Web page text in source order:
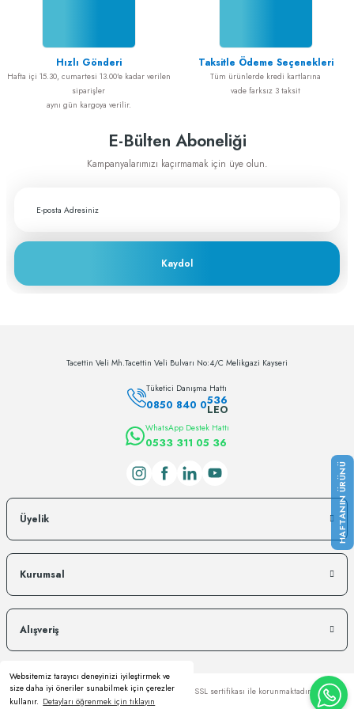
Websitemiz tarayıcı deneyinizi iyileştirmek ve
size daha iyi öneriler sunabilmek için çerezler
kullanır. Detayları öğrenmek için tıklayın
Cerrahiye yönelik tüm ihtiyaçlarımı
greftburada.com'dan karşılıyorum. Son
derece memnunum
Greftburada çok profesyonel bir şirket bu
sahip
Hızlı Gönderi
Hafta içi 15.30, cumartesi 13.00'e kadar verilen
siparişler
aynı gün kargoya verilir.
Taksitle Ödeme Seçenekleri
Tüm ürünlerde kredi kartlarına
vade farksız 3 taksit
E-Bülten Aboneliği
Kampanyalarımızı kaçırmamak için üye olun.
Kaydol
Tacettin Veli Mh.Tacettin Veli Bulvarı No:4/C Melikgazi Kayseri
Tüketici Danışma Hattı
0850 840 0536
LEO
WhatsApp Destek Hattı
0533 311 05 36
Üyelik
Kurumsal
Alışveriş
Copyright © Kredi kartı bilgileriniz 256bit SSL sertifikası ile korunmaktadır.